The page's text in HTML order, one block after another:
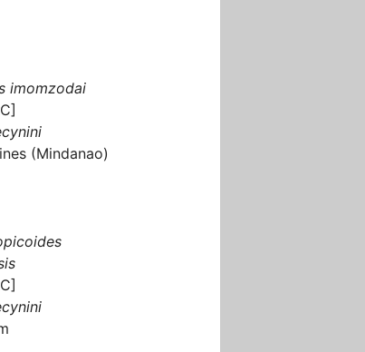
imomzodai
(Mindanao)